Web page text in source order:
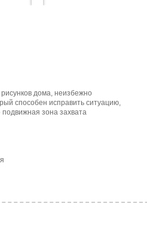
дома, неизбежно
способен исправить ситуацию,
зона захвата